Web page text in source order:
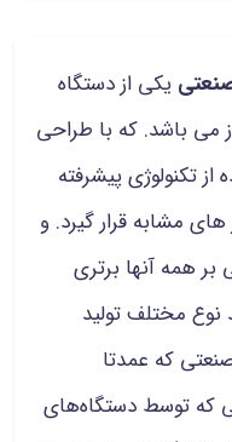
یکی از دستگاه
می باشد. که با طراحی
تکنولوژی پیشرفته
مشابه قرار گیرد. و
همه آنها برتری
نوع مختلف تولید
که عمدتا
که توسط دستگاه‌های